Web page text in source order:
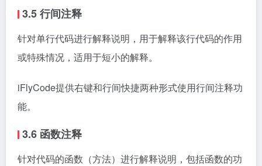
3.5 行间注释
针对单行代码进行解释说明，用于解释该行代码的作用
或特殊情况，适用于短小的解释。
iFlyCode提供右键和行间快捷两种形式使用行间注释功
能。
3.6 函数注释
针对代码的函数（方法）进行解释说明，包括函数的功